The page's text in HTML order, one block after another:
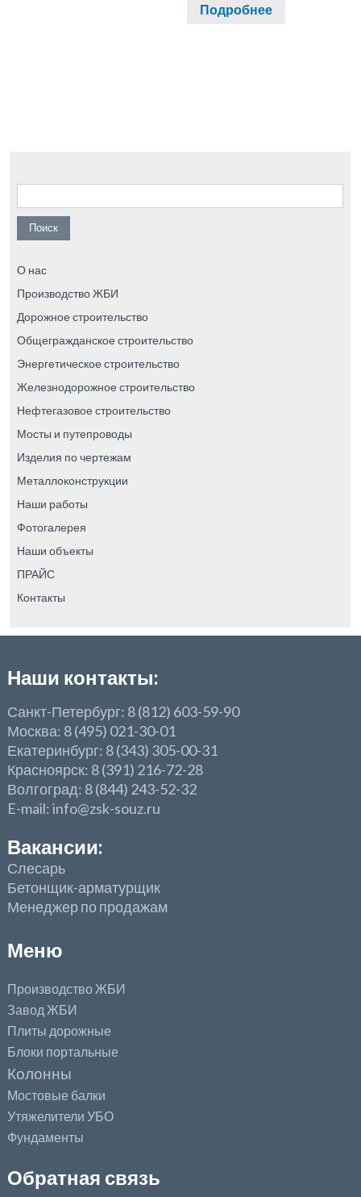
Подробнее
Найти:
О нас
Производство ЖБИ
Дорожное строительство
Общегражданское строительство
Энергетическое строительство
Железнодорожное строительство
Нефтегазовое строительство
Мосты и путепроводы
Изделия по чертежам
Металлоконструкции
Наши работы
Фотогалерея
Наши объекты
ПРАЙС
Контакты
Наши контакты:
Санкт-Петербург: 8 (812) 603-59-90
Москва: 8 (495) 021-30-01
Екатеринбург: 8 (343) 305-00-31
Красноярск: 8 (391) 216-72-28
Волгоград: 8 (844) 243-52-32
E-mail: info@zsk-souz.ru
Вакансии:
Слесарь
Бетонщик-арматурщик
Менеджер по продажам
Меню
Производство ЖБИ
Завод ЖБИ
Плиты дорожные
Блоки портальные
Колонны
Мостовые балки
Утяжелители УБО
Фундаменты
Обратная связь